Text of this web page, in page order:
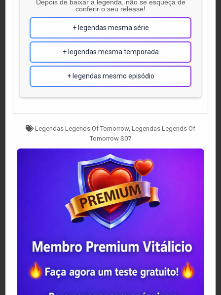
Depois de baixar a legenda, não se esqueça de
conferir o seu release!
+ legendas mesma série
+ legendas mesma temporada
+ legendas mesmo episódio
Tagged
Legendas Legends Of Tomorrow, Legendas Legends Of
Tomorrow S07